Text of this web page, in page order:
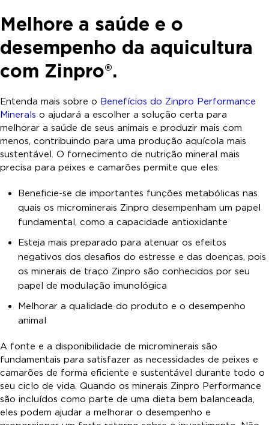
Melhore a saúde e o
desempenho da aquicultura
com Zinpro®.
Entenda mais sobre o Benefícios do Zinpro Performance
Minerals o ajudará a escolher a solução certa para
melhorar a saúde de seus animais e produzir mais com
menos, contribuindo para uma produção aquícola mais
sustentável. O fornecimento de nutrição mineral mais
precisa para peixes e camarões permite que eles:
Beneficie-se de importantes funções metabólicas nas
quais os microminerais Zinpro desempenham um papel
fundamental, como a capacidade antioxidante
Esteja mais preparado para atenuar os efeitos
negativos dos desafios do estresse e das doenças, pois
os minerais de traço Zinpro são conhecidos por seu
papel de modulação imunológica
Melhorar a qualidade do produto e o desempenho
animal
A fonte e a disponibilidade de microminerais são
fundamentais para satisfazer as necessidades de peixes e
camarões de forma eficiente e sustentável durante todo o
seu ciclo de vida. Quando os minerais Zinpro Performance
são incluídos como parte de uma dieta bem balanceada,
eles podem ajudar a melhorar o desempenho e